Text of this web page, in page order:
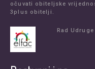
očuvati obiteljske
3plus obitelji.
Rad Udruge